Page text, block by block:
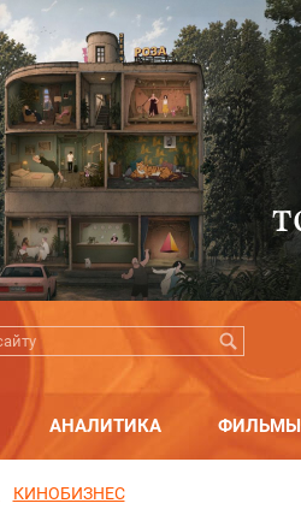
АНАЛИТИКА ФИЛЬМЫ
КИНОБИЗНЕС